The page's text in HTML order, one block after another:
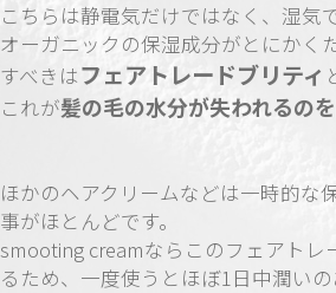
こちらは静電気だけではなく、湿気
オーガニックの保湿成分がとにかく
すべきはフェアトレードブリティ
これが髪の毛の水分が失われるの
ほかのヘアクリームなどは一時的な
事がほとんどです。
smooting creamならこのフェアトレ
るため、一度使うとほぼ1日中潤い